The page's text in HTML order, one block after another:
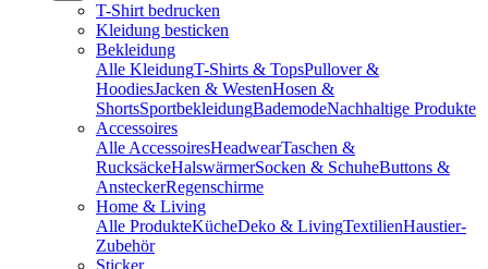
T-Shirt bedrucken
Kleidung besticken
Bekleidung
Alle KleidungT-Shirts & TopsPullover &
HoodiesJacken & WestenHosen &
ShortsSportbekleidungBademodeNachhaltige Produkte
Accessoires
Alle AccessoiresHeadwearTaschen &
RucksäckeHalswärmerSocken & SchuheButtons &
AnsteckerRegenschirme
Home & Living
Alle ProdukteKücheDeko & LivingTextilienHaustier-
Zubehör